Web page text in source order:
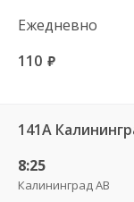
Ежедневно
110 руб.
8:25
Калининград АВ